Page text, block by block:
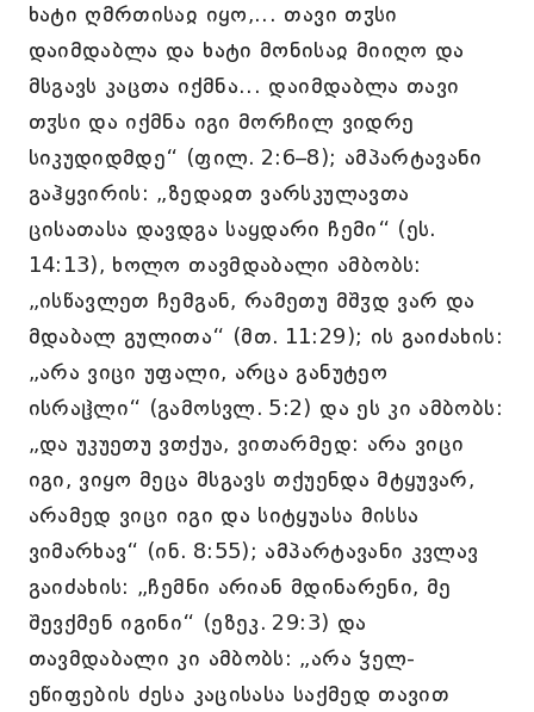
ხატი ღმრთისაჲ იყო,... თავი თჳსი
დაიმდაბლა და ხატი მონისაჲ მიიღო და
მსგავს კაცთა იქმნა... დაიმდაბლა თავი
თჳსი და იქმნა იგი მორჩილ ვიდრე
სიკუდიდმდე“ (ფილ. 2:6–8); ამპარტავანი
გაჰყვირის: „ზედაჲთ ვარსკულავთა
ცისათასა დავდგა საყდარი ჩემი“ (ეს.
14:13), ხოლო თავმდაბალი ამბობს:
„ისწავლეთ ჩემგან, რამეთუ მშჳდ ვარ და
მდაბალ გულითა“ (მთ. 11:29); ის გაიძახის:
„არა ვიცი უფალი, არცა განუტეო
ისრაჱლი“ (გამოსვლ. 5:2) და ეს კი ამბობს:
„და უკუეთუ ვთქუა, ვითარმედ: არა ვიცი
იგი, ვიყო მეცა მსგავს თქუენდა მტყუვარ,
არამედ ვიცი იგი და სიტყუასა მისსა
ვიმარხავ“ (ინ. 8:55); ამპარტავანი კვლავ
გაიძახის: „ჩემნი არიან მდინარენი, მე
შევქმენ იგინი“ (ეზეკ. 29:3) და
თავმდაბალი კი ამბობს: „არა ჴელ-
ეწიფების ძესა კაცისასა საქმედ თავით